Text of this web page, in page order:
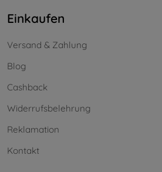
Einkaufen
Versand & Zahlung
Blog
Cashback
Widerrufsbelehrung
Reklamation
Kontakt